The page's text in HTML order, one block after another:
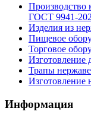
Производство
ГОСТ 9941-
Изделия из
Пищевое
Торговое
Изготовление
Трапы
Изготовление
Информация